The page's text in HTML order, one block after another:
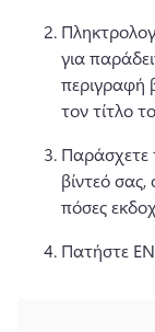
για
περιγραφή
τον τίτλο
Παράσχετε
βίντεό
πόσες
Πατήστε